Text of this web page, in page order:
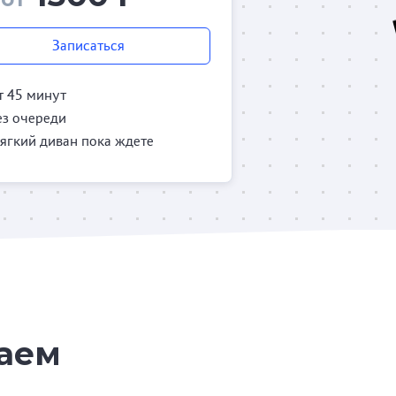
Записаться
45 минут
очереди
диван пока ждете